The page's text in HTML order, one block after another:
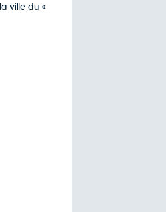
ville du «